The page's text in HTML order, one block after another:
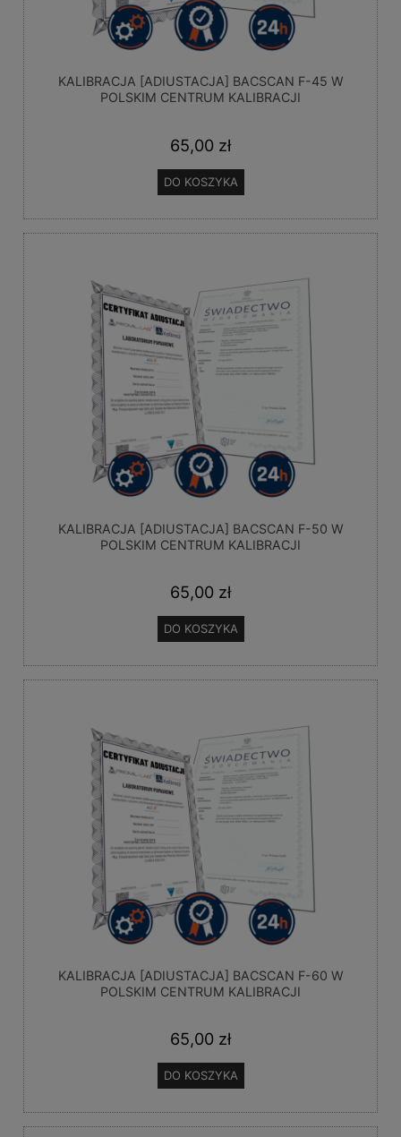
KALIBRACJA [ADIUSTACJA] BACSCAN F-45 W
POLSKIM CENTRUM KALIBRACJI
65,00 zł
DO KOSZYKA
KALIBRACJA [ADIUSTACJA] BACSCAN F-50 W
POLSKIM CENTRUM KALIBRACJI
65,00 zł
DO KOSZYKA
KALIBRACJA [ADIUSTACJA] BACSCAN F-60 W
POLSKIM CENTRUM KALIBRACJI
65,00 zł
DO KOSZYKA